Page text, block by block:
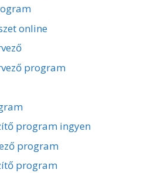
online
program
program ingyen
program
program